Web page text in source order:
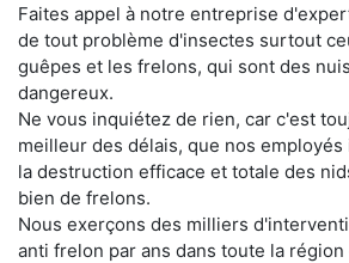
Faites appel à notre entreprise
de tout problème d'insectes surtout
guêpes et les frelons, qui sont des
dangereux.
Ne vous inquiétez de rien, car c'est
meilleur des délais, que nos
la destruction efficace et totale des
bien de frelons.
Nous exerçons des milliers
anti frelon par ans dans toute la région